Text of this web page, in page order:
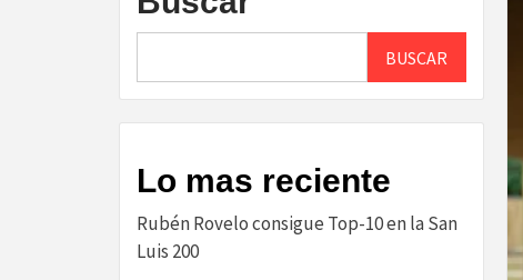
BUSCAR
Lo mas reciente
Rubén Rovelo consigue Top-10 en la San
Luis 200